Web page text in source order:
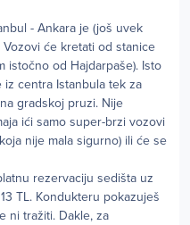
- Ankara je (još uvek
Vozovi će kretati od stanice
istočno od Hajdarpaše). Isto
centra Istanbula tek za
gradskoj pruzi. Nije
ići samo super-brzi vozovi
nije mala sigurno) ili će se
rezervaciju sedišta uz
TL. Kondukteru pokazuješ
ni tražiti. Dakle, za